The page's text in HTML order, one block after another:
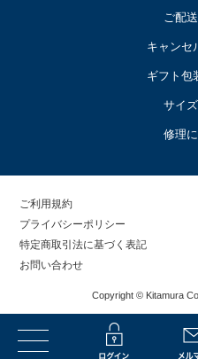
ご配
キャンセ
ギフト包
サイ
修理
ご利用規約
プライバシーポリシー
特定商取引法に基づく表記
お問い合わせ
Copyright © Kitamura